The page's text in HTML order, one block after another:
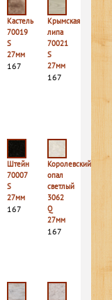
Кастель
70019
S
27мм
167
Крымская
липа
70021
S
27мм
167
Штейн
70007
S
27мм
167
Королевский
опал
светлый
3062
Q
27мм
167